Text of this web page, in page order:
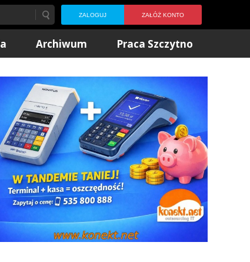
ZALOGUJ ZAŁÓŻ KONTO
Archiwum Praca Szczytno